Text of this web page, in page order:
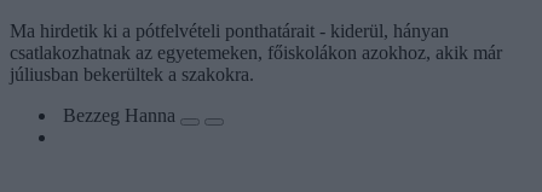
Ma hirdetik ki a pótfelvételi ponthatárait - kiderül, hányan
csatlakozhatnak az egyetemeken, főiskolákon azokhoz, akik már
júliusban bekerültek a szakokra.
Bezzeg Hanna